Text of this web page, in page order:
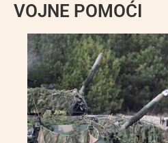
VOJNE POMOĆI